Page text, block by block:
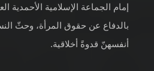
إمام الجماعة الإسلامية الأحمدية
بالدفاع عن حقوق المرأة، وحثّ
أنفسهنّ قدوةً أخلاقية.